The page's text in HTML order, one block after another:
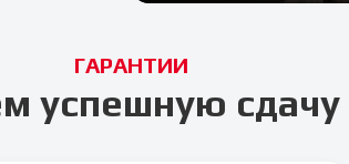
ГАРАНТИИ
успешную сдачу